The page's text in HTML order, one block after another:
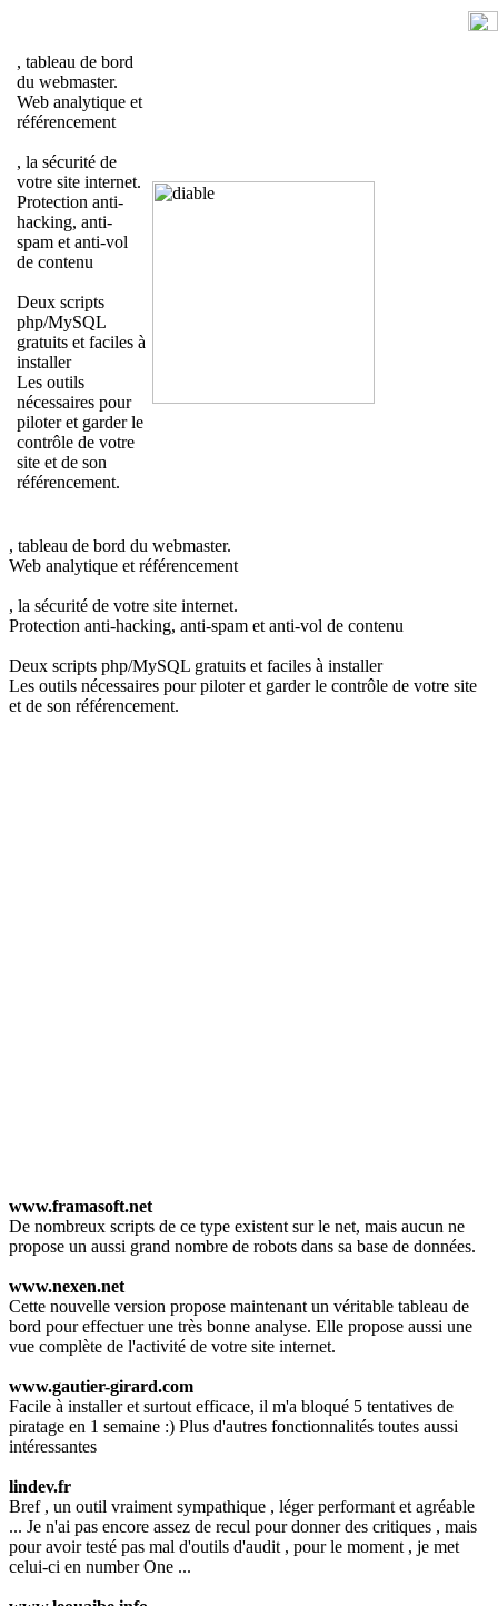
, tableau de bord
du webmaster.
Web analytique et
référencement
, la sécurité de
votre site internet.
Protection anti-
hacking, anti-
spam et anti-vol
de contenu
Deux scripts
php/MySQL
gratuits et faciles à
installer
Les outils
nécessaires pour
piloter et garder le
contrôle de votre
site et de son
référencement.
, tableau de bord du webmaster.
Web analytique et référencement
, la sécurité de votre site internet.
Protection anti-hacking, anti-spam et anti-vol de contenu
Deux scripts php/MySQL gratuits et faciles à installer
Les outils nécessaires pour piloter et garder le contrôle de votre site
et de son référencement.
www.framasoft.net
De nombreux scripts de ce type existent sur le net, mais aucun ne
propose un aussi grand nombre de robots dans sa base de données.
www.nexen.net
Cette nouvelle version propose maintenant un véritable tableau de
bord pour effectuer une très bonne analyse. Elle propose aussi une
vue complète de l'activité de votre site internet.
www.gautier-girard.com
Facile à installer et surtout efficace, il m'a bloqué 5 tentatives de
piratage en 1 semaine :) Plus d'autres fonctionnalités toutes aussi
intéressantes
lindev.fr
Bref , un outil vraiment sympathique , léger performant et agréable
... Je n'ai pas encore assez de recul pour donner des critiques , mais
pour avoir testé pas mal d'outils d'audit , pour le moment , je met
celui-ci en number One ...